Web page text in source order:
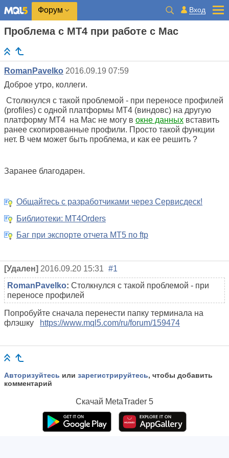
Форум Вход
Проблема с МТ4 при работе с Mac
RomanPavelko 2016.09.19 07:59
Доброе утро, коллеги.
Столкнулся с такой проблемой - при переносе профилей
(profiles) с одной платформы МТ4 (виндовс) на другую
платформу МТ4 на Mac не могу в окне данных вставить
ранее скопированные профили. Просто такой функции
нет. В чем может быть проблема, и как ее решить ?
Заранее благодарен.
Общайтесь с разработчиками через Сервисдеск!
Библиотеки: MT4Orders
Баг при экспорте отчета МТ5 по ftp
[Удален] 2016.09.20 15:31 #1
RomanPavelko: Столкнулся с такой проблемой - при
переносе профилей
Попробуйте сначала перенести папку терминала на
флэшку
https://www.mql5.com/ru/forum/159474
Авторизуйтесь или зарегистрируйтесь, чтобы добавить
комментарий
Скачай MetaTrader 5